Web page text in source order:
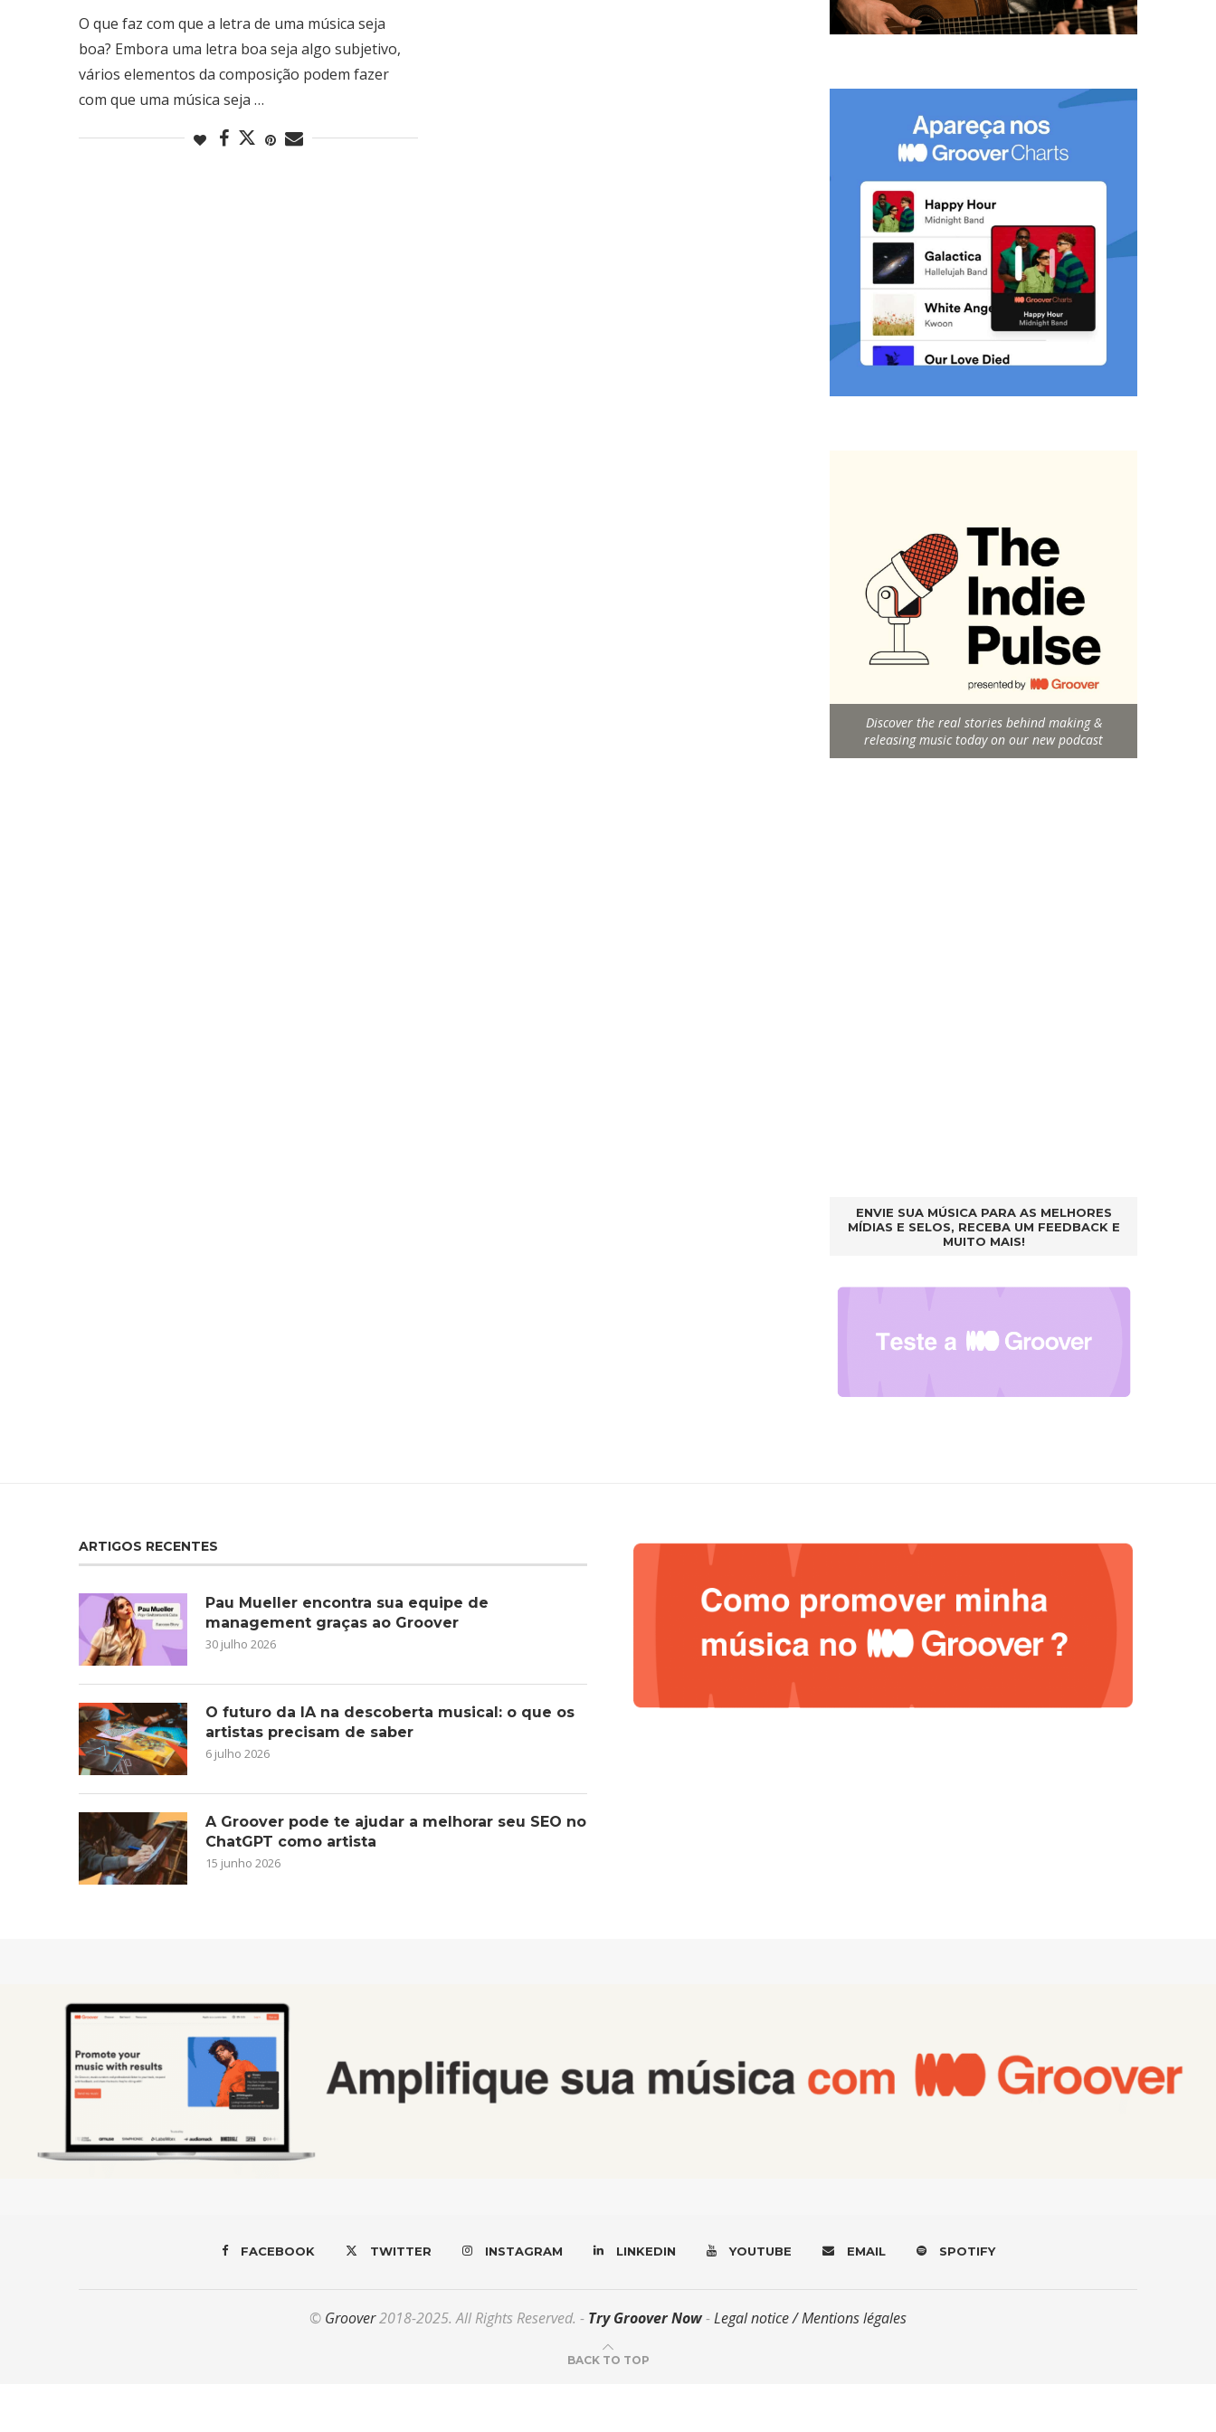
O que faz com que a letra de uma música seja
boa? Embora uma letra boa seja algo subjetivo,
vários elementos da composição podem fazer
com que uma música seja …
Discover the real stories behind making &
releasing music today on our new podcast
ENVIE SUA MÚSICA PARA AS MELHORES
MÍDIAS E SELOS, RECEBA UM FEEDBACK E
MUITO MAIS!
ARTIGOS RECENTES
Pau Mueller encontra sua equipe de
management graças ao Groover
30 julho 2026
O futuro da IA na descoberta musical: o que os
artistas precisam de saber
6 julho 2026
A Groover pode te ajudar a melhorar seu SEO no
ChatGPT como artista
15 junho 2026
FACEBOOK TWITTER INSTAGRAM LINKEDIN YOUTUBE EMAIL SPOTIFY
© Groover2018-2025. All Rights Reserved. - Try Groover Now-Legal notice / Mentions légales
BACK TO TOP